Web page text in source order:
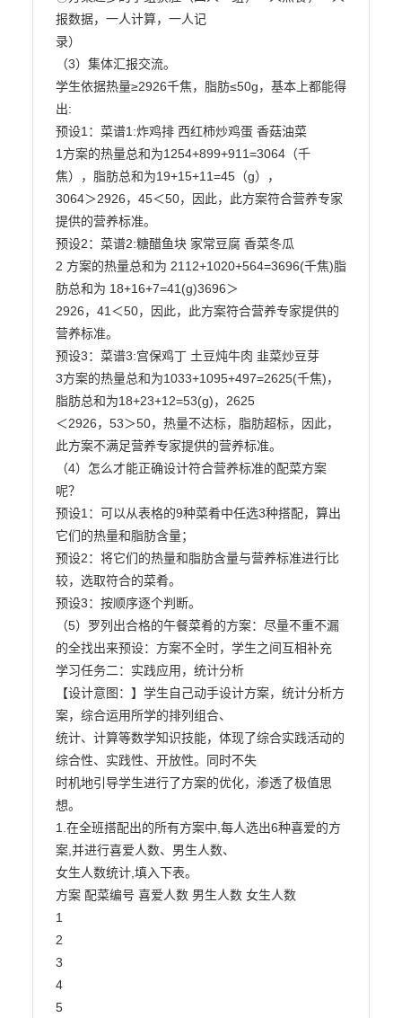
报数据，一人计算，一人记
录）
（3）集体汇报交流。
学生依据热量≥2926千焦，脂肪≤50g，基本上都能得
出:
预设1：菜谱1:炸鸡排 西红柿炒鸡蛋 香菇油菜
1方案的热量总和为1254+899+911=3064（千
焦），脂肪总和为19+15+11=45（g），
3064＞2926，45＜50，因此，此方案符合营养专家
提供的营养标准。
预设2：菜谱2:糖醋鱼块 家常豆腐 香菜冬瓜
2 方案的热量总和为 2112+1020+564=3696(千焦)脂
肪总和为 18+16+7=41(g)3696＞
2926，41＜50，因此，此方案符合营养专家提供的
营养标准。
预设3：菜谱3:宫保鸡丁 土豆炖牛肉 韭菜炒豆芽
3方案的热量总和为1033+1095+497=2625(千焦)，
脂肪总和为18+23+12=53(g)，2625
＜2926，53＞50，热量不达标，脂肪超标，因此，
此方案不满足营养专家提供的营养标准。
（4）怎么才能正确设计符合营养标准的配菜方案
呢？
预设1：可以从表格的9种菜肴中任选3种搭配，算出
它们的热量和脂肪含量；
预设2：将它们的热量和脂肪含量与营养标准进行比
较，选取符合的菜肴。
预设3：按顺序逐个判断。
（5）罗列出合格的午餐菜肴的方案：尽量不重不漏
的全找出来预设：方案不全时，学生之间互相补充
学习任务二：实践应用，统计分析
【设计意图：】学生自己动手设计方案，统计分析方
案，综合运用所学的排列组合、
统计、计算等数学知识技能，体现了综合实践活动的
综合性、实践性、开放性。同时不失
时机地引导学生进行了方案的优化，渗透了极值思
想。
1.在全班搭配出的所有方案中,每人选出6种喜爱的方
案,并进行喜爱人数、男生人数、
女生人数统计,填入下表。
方案 配菜编号 喜爱人数 男生人数 女生人数
1
2
3
4
5